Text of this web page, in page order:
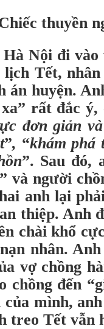
thuyền
Nội đi
Tết,
án huyện.
rất đắc
đơn giản
”, “khám phá
”. Sau đó,
và người
anh lại
thiệp. Anh
chài khổ
nhân.
vợ chồng
chồng đến
mình,
treo Tết vẫn